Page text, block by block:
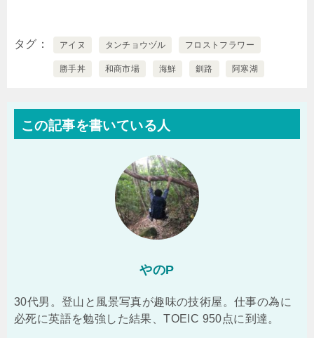
タグ アイヌ タンチョウヅル フロストフラワー
勝手丼 和商市場 海鮮 釧路 阿寒湖
この記事を書いている人
やのP
30代男。登山と風景写真が趣味の技術屋。仕事の為に
必死に英語を勉強した結果、TOEIC 950点に到達。